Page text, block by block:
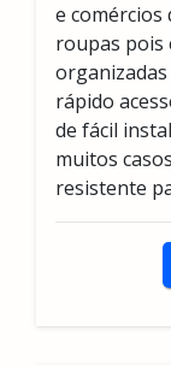
e comércios
roupas pois
rápido
de fácil
muitos
resistente